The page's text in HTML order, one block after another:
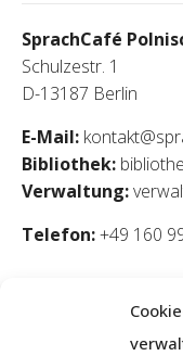
SprachCafé
Schulzestr. 1
D-13187 Berlin
E-Mail:
Bibliothek:
Verwaltung:
Telefon:+49 160